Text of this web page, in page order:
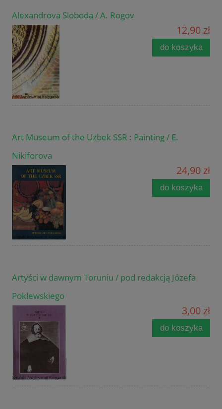
Alexandrova Sloboda / A. Rogov
12,90 zł
do koszyka
Art Museum of the Uzbek SSR : Painting / E.
Nikiforova
24,90 zł
do koszyka
Artyści w dawnym Toruniu / pod redakcją Józefa
Poklewskiego
3,00 zł
do koszyka